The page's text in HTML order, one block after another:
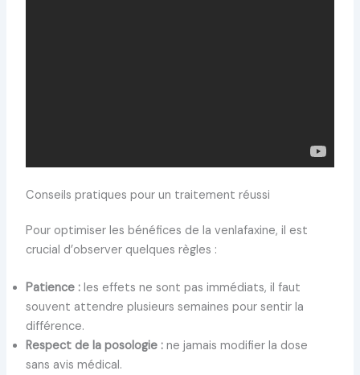
Conseils pratiques pour un traitement réussi
Pour optimiser les bénéfices de la venlafaxine, il est
crucial d’observer quelques règles :
Patience :les effets ne sont pas immédiats, il faut
souvent attendre plusieurs semaines pour sentir la
différence.
Respect de la posologie :ne jamais modifier la dose
sans avis médical.